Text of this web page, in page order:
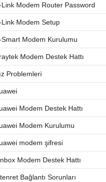
Link Modem Router Password
Link Modem Setup
Smart Modem Kurulumu
Modem Destek Hattı
Problemleri
Modem Destek Hattı
Modem Kurulumu
modem şifresi
Modem Destek Hattı
Bağlantı Sorunları